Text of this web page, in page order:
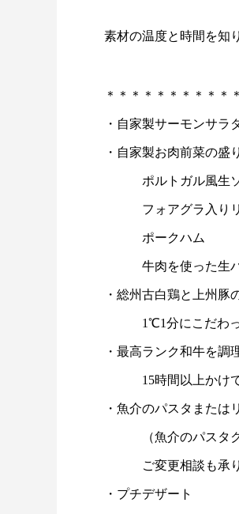
素材の温度と時間を知
＊＊＊＊＊＊＊＊＊＊
・自家製サーモンサラ
・自家製お肉前菜の盛
ポルトガル風生ソ
フォアグラ入りリ
ポークハム
牛肉を使った生
・総州古白鶏と上州豚
1℃1分にこだわっ
・最高ランク和牛を調
15時間以上かけて
・魚介のパスタまたは
（魚介のパスタク
ご変更相談も承り
・プチデザート